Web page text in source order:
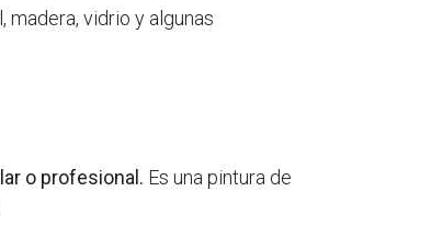
madera, vidrio y algunas
o profesional. Es una pintura de